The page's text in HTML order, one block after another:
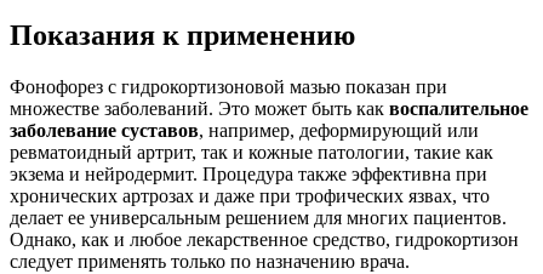
Показания к применению
Фонофорез с гидрокортизоновой мазью показан при
множестве заболеваний. Это может быть как воспалительное
заболевание суставов, например, деформирующий или
ревматоидный артрит, так и кожные патологии, такие как
экзема и нейродермит. Процедура также эффективна при
хронических артрозах и даже при трофических язвах, что
делает ее универсальным решением для многих пациентов.
Однако, как и любое лекарственное средство, гидрокортизон
следует применять только по назначению врача.